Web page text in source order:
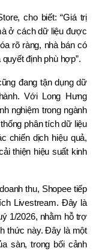
cho biết: “Giá trị
ở cách dữ liệu được
rõ ràng, nhà bán có
định phù hợp”.
đang tận dụng dữ
Với Long Hưng
nghiệm trong ngành
phân tích dữ liệu
chiến dịch hiệu quả,
thiện hiệu suất kinh
thu, Shopee tiếp
Livestream. Đây là
1/2026, nhằm hỗ trợ
thức này. Đây là một
sàn, trong bối cảnh